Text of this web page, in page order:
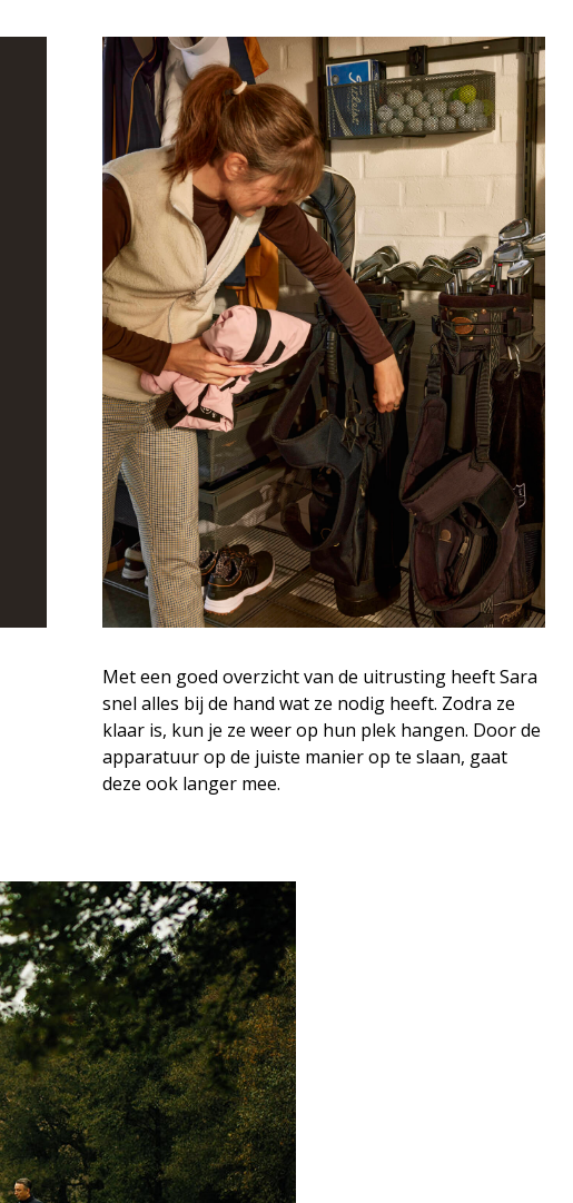
Met een goed overzicht van de uitrusting heeft Sara
snel alles bij de hand wat ze nodig heeft. Zodra ze
klaar is, kun je ze weer op hun plek hangen. Door de
apparatuur op de juiste manier op te slaan, gaat
deze ook langer mee.